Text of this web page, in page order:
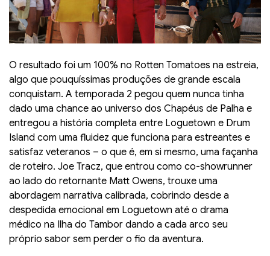
O resultado foi um 100% no Rotten Tomatoes na estreia,
algo que pouquíssimas produções de grande escala
conquistam. A temporada 2 pegou quem nunca tinha
dado uma chance ao universo dos Chapéus de Palha e
entregou a história completa entre Loguetown e Drum
Island com uma fluidez que funciona para estreantes e
satisfaz veteranos – o que é, em si mesmo, uma façanha
de roteiro. Joe Tracz, que entrou como co-showrunner
ao lado do retornante Matt Owens, trouxe uma
abordagem narrativa calibrada, cobrindo desde a
despedida emocional em Loguetown até o drama
médico na Ilha do Tambor dando a cada arco seu
próprio sabor sem perder o fio da aventura.